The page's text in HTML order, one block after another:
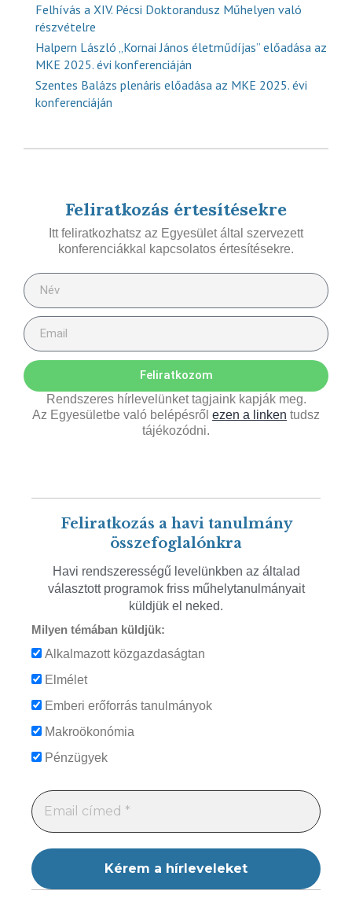
Felhívás a XIV. Pécsi Doktorandusz Műhelyen való
részvételre
Halpern László „Kornai János életműdíjas” előadása az
MKE 2025. évi konferenciáján
Szentes Balázs plenáris előadása az MKE 2025. évi
konferenciáján
Feliratkozás értesítésekre
Itt feliratkozhatsz az Egyesület által szervezett
konferenciákkal kapcsolatos értesítésekre.
Feliratkozom
Rendszeres hírlevelünket tagjaink kapják meg.
Az Egyesületbe való belépésről ezen a linken tudsz
tájékozódni.
Feliratkozás a havi tanulmány
összefoglalónkra
Havi rendszerességű levelünkben az általad
választott programok friss műhelytanulmányait
küldjük el neked.
Milyen témában küldjük:
Alkalmazott közgazdaságtan
Elmélet
Emberi erőforrás tanulmányok
Makroökonómia
Pénzügyek